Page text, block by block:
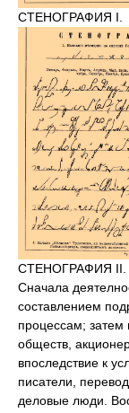
СТЕНОГРАФИЯ I.
СТЕНОГРАФИЯ II.
Сначала
составлением
процессам; затем
обществ,
впоследствие к
писатели,
деловые люди.